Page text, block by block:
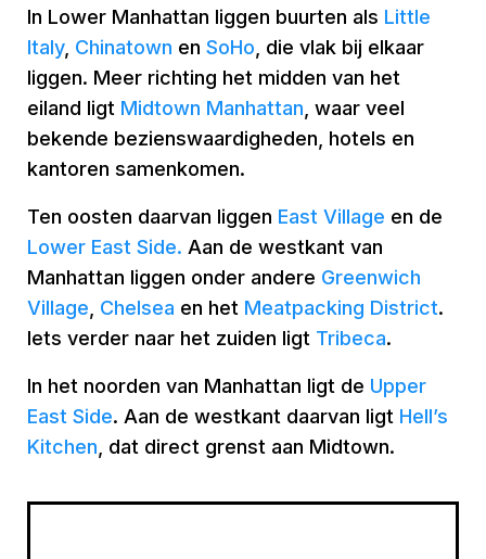
In Lower Manhattan liggen buurten als Little
Italy, Chinatown en SoHo, die vlak bij elkaar
liggen. Meer richting het midden van het
eiland ligt Midtown Manhattan, waar veel
bekende bezienswaardigheden, hotels en
kantoren samenkomen.
Ten oosten daarvan liggen East Village en de
Lower East Side. Aan de westkant van
Manhattan liggen onder andere Greenwich
Village, Chelsea en het Meatpacking District.
Iets verder naar het zuiden ligt Tribeca.
In het noorden van Manhattan ligt de Upper
East Side. Aan de westkant daarvan ligt Hell’s
Kitchen, dat direct grenst aan Midtown.